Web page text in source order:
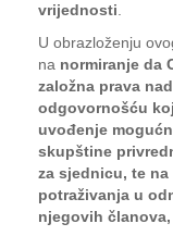
vrijednosti
U obrazloženju
na normiranje da
založna prava
odgovornošću
uvođenje
skupštine
za sjednicu, te
potraživanja u
njegovih